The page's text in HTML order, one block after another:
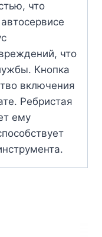
что
что
Кнопка
включения
Ребристая
ему